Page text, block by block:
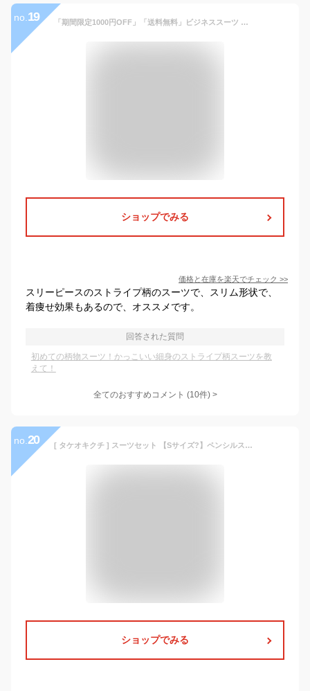
no. 19 「期間限定1000円OFF」「送料無料」ビジネススーツ メンズ スーツ スリーピース セットアップ ストライプ 3ピーススーツ カジュアルスーツ ベスト付き 細身 ベスト 3点セット ビジネススーツ メンズ スーツ スリーピース セットアップ ストライプ 3ピーススーツ
ショップでみる
価格と在庫を楽天でチェック >>
スリーピースのストライプ柄のスーツで、スリム形状で、
着痩せ効果もあるので、オススメです。
回答された質問
初めての柄物スーツ！かっこいい細身のストライプ柄スーツを教
えて！
全てのおすすめコメント (10件) >
no. 20 [ タケオキクチ ] スーツセット 【Sサイズ?】ペンシルストライプスーツ 07062001 メンズ チャコールグレー(314) 02(M)
ショップでみる